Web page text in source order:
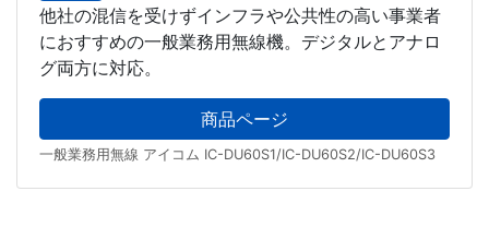
他社の混信を受けずインフラや公共性の高い事業者
におすすめの一般業務用無線機。デジタルとアナロ
グ両方に対応。
商品ページ
一般業務用無線 アイコム IC-DU60S1/IC-DU60S2/IC-DU60S3